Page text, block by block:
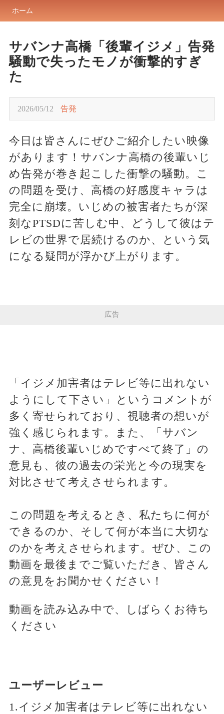
ホーム
サバンナ高橋「後輩イジメ」告発
騒動で失ったモノが衝撃的すぎ
た
2026/05/12 告発
今日は皆さんにぜひご紹介したい映像
があります！サバンナ高橋の後輩いじ
め告発が巻き起こした衝撃の騒動。こ
の問題を受け、高橋の好感度キャラは
完全に崩壊。いじめの被害者たちが深
刻なPTSDに苦しむ中、どうして彼はテ
レビの世界で居続けるのか、という気
になる疑問が浮かび上がります。
広告
「イジメ加害者はテレビ等に出れない
ようにして下さい」というコメントが
多く寄せられており、視聴者の想いが
強く感じられます。また、「サバン
ナ、高橋後輩いじめですべて終了」の
意見も、彼の過去の栄光と今の現実を
対比させて考えさせられます。
この問題を考えるとき、私たちに何が
できるのか、そして何が本当に大切な
のかを考えさせられます。ぜひ、この
動画を最後までご覧いただき、皆さん
の意見をお聞かせください！
動画を読み込み中で、しばらくお待ち
ください
ユーザーレビュー
1.イジメ加害者はテレビ等に出れない